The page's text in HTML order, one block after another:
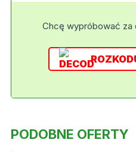
Chcę wypróbować za
PODOBNE OFERTY